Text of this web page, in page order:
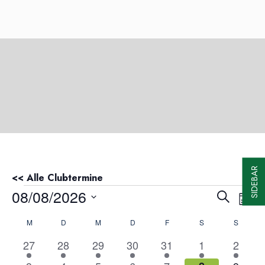
SIDEBAR
<< Alle Clubtermine
Veranstaltungen
und
SucheMonat
08/08/2026
wählen.
Kalender
von
MMONTAGD DIENSTAG
M MITTWOCH
D DONNERSTAG
FFREITAG SSAMSTAG
S
1
Veranstaltung
27
1
Veranstaltung
28
1
Veranstaltung
29
1
Veranstaltung
30
1
Veranstaltung
31
1
Veranstaltung
1
1
2